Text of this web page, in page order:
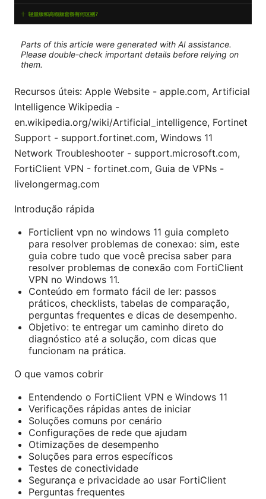
Parts of this article were generated with AI assistance.
Please double-check important details before relying on
them.
Recursos úteis: Apple Website - apple.com, Artificial
Intelligence Wikipedia -
en.wikipedia.org/wiki/Artificial_intelligence, Fortinet
Support - support.fortinet.com, Windows 11
Network Troubleshooter - support.microsoft.com,
FortiClient VPN - fortinet.com, Guia de VPNs -
livelongermag.com
Introdução rápida
Forticlient vpn no windows 11 guia completo
para resolver problemas de conexao: sim, este
guia cobre tudo que você precisa saber para
resolver problemas de conexão com FortiClient
VPN no Windows 11.
Conteúdo em formato fácil de ler: passos
práticos, checklists, tabelas de comparação,
perguntas frequentes e dicas de desempenho.
Objetivo: te entregar um caminho direto do
diagnóstico até a solução, com dicas que
funcionam na prática.
O que vamos cobrir
Entendendo o FortiClient VPN e Windows 11
Verificações rápidas antes de iniciar
Soluções comuns por cenário
Configurações de rede que ajudam
Otimizações de desempenho
Soluções para erros específicos
Testes de conectividade
Segurança e privacidade ao usar FortiClient
Perguntas frequentes